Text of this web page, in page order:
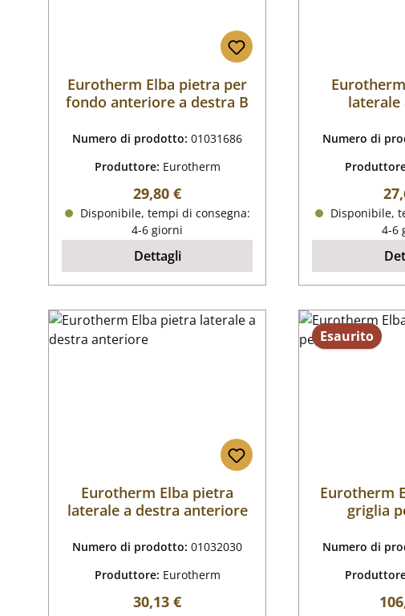
Eurotherm Elba pietra per
fondo anteriore a destra B
Numero di prodotto:01031686
Produttore: Eurotherm
Prezzo normale:
29,80 €
Disponibile, tempi di consegna:
4-6 giorni
Dettagli
laterale
Numero di
Disponibile,
4-6
Eurotherm Elba pietra
laterale a destra anteriore
Numero di prodotto:01032030
Produttore: Eurotherm
Prezzo normale:
30,13 €
Esaurito
Eurotherm
griglia
Numero di